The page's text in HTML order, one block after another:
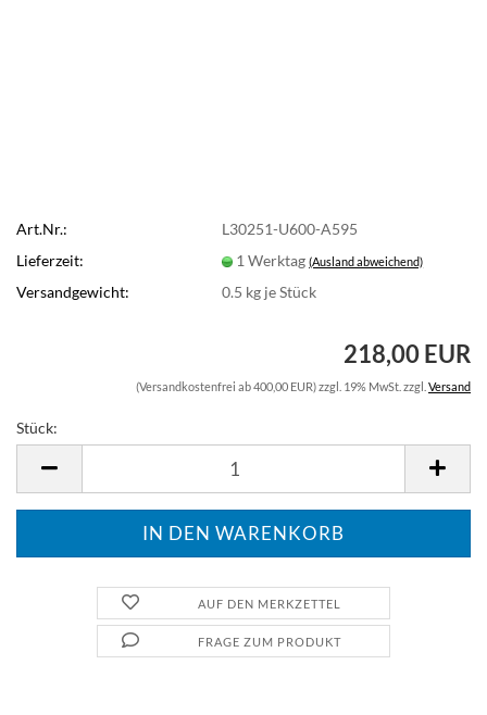
Art.Nr.:
L30251-U600-A595
Lieferzeit:
1 Werktag(Ausland abweichend)
Versandgewicht: 0.5 kg je Stück
218,00 EUR
(Versandkostenfrei ab 400,00 EUR) zzgl. 19% MwSt. zzgl. Versand
Stück:
AUF DEN MERKZETTEL
FRAGE ZUM PRODUKT